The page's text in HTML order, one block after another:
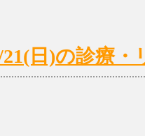
21(日)の診療